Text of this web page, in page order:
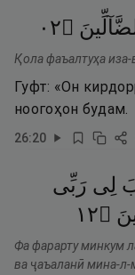
۝٢٠
Қола фаъалтуҳа
Гуфт: «Он
ноогоҳон будам.
26:20
لِى رَبِّى
۝٢١
Фа фарарту минкум
ва ҷаъаланӣ мина-л-